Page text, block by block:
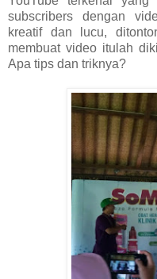
subscribers dengan
kreatif dan lucu,
membuat video itulah
Apa tips dan triknya?